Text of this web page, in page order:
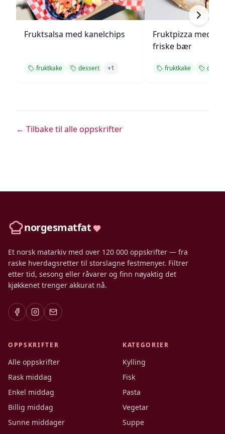
Fruktsalsa med kanelchips
fruktkake dessert +1
Fruktpizza med
friske bær
fruktkake
← Tilbake til alle oppskrifter
norgesmatfat
Et norsk matarkiv med over 120 000 oppskrifter — fra
raske hverdagsretter til storslagne festmenyer. Filtrer
etter tid, sesong eller råvarer og finn nøyaktig det
kjøkkenet trenger akkurat nå.
OPPSKRIFTER
Alle oppskrifter
Rask middag
Enkel middag
Billig middag
Sunne middager
KATEGORIER
Kylling
Fisk
Pasta
Vegetar
Suppe